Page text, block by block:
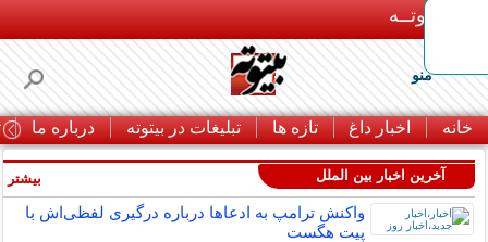
بـیتوتــه
منو
خانه اخبار داغ تازه ها تبلیغات در بیتوته درباره ما
آخرین اخبار بین الملل
واکنش ترامپ به ادعاها درباره درگیری لفظی‌اش با
پیت هگست
بیشتر